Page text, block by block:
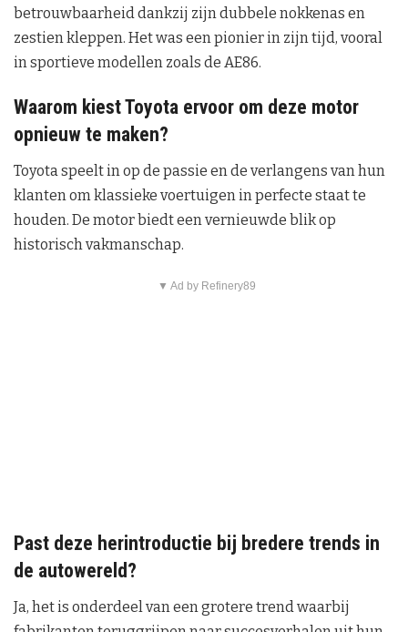
betrouwbaarheid dankzij zijn dubbele nokkenas en
zestien kleppen. Het was een pionier in zijn tijd, vooral
in sportieve modellen zoals de AE86.
Waarom kiest Toyota ervoor om deze motor
opnieuw te maken?
Toyota speelt in op de passie en de verlangens van hun
klanten om klassieke voertuigen in perfecte staat te
houden. De motor biedt een vernieuwde blik op
historisch vakmanschap.
▼ Ad by Refinery89
Past deze herintroductie bij bredere trends in
de autowereld?
Ja, het is onderdeel van een grotere trend waarbij